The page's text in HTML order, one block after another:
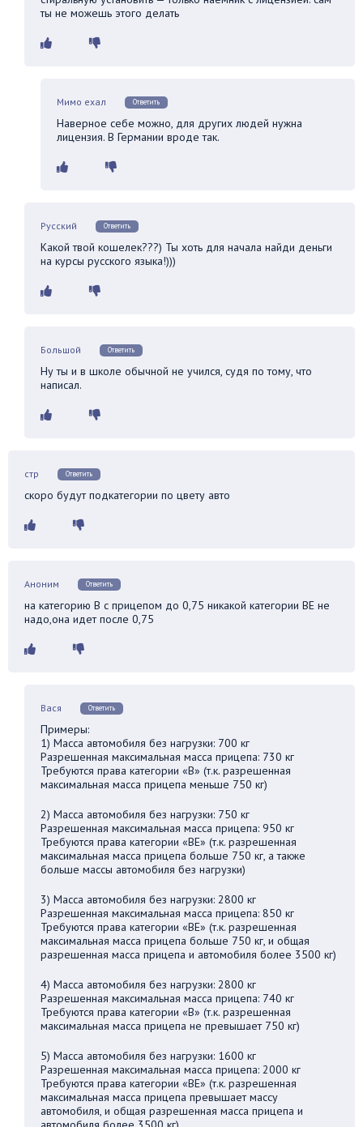
ты не можешь этого делать
Мимо ехал Ответить
Наверное себе можно, для других людей нужна
лицензия. В Германии вроде так.
Русский Ответить
Какой твой кошелек???) Ты хоть для начала найди деньги
на курсы русского языка!)))
Большой Ответить
Ну ты и в школе обычной не учился, судя по тому, что
написал.
стр Ответить
скоро будут подкатегории по цвету авто
Аноним Ответить
на категорию В с прицепом до 0,75 никакой категории ВЕ не
надо,она идет после 0,75
Вася Ответить
Примеры:
1) Масса автомобиля без нагрузки: 700 кг
Разрешенная максимальная масса прицепа: 730 кг
Требуются права категории «В» (т.к. разрешенная
максимальная масса прицепа меньше 750 кг)
2) Масса автомобиля без нагрузки: 750 кг
Разрешенная максимальная масса прицепа: 950 кг
Требуются права категории «BE» (т.к. разрешенная
максимальная масса прицепа больше 750 кг, а также
больше массы автомобиля без нагрузки)
3) Масса автомобиля без нагрузки: 2800 кг
Разрешенная максимальная масса прицепа: 850 кг
Требуются права категории «BE» (т.к. разрешенная
максимальная масса прицепа больше 750 кг, и общая
разрешенная масса прицепа и автомобиля более 3500 кг)
4) Масса автомобиля без нагрузки: 2800 кг
Разрешенная максимальная масса прицепа: 740 кг
Требуются права категории «В» (т.к. разрешенная
максимальная масса прицепа не превышает 750 кг)
5) Масса автомобиля без нагрузки: 1600 кг
Разрешенная максимальная масса прицепа: 2000 кг
Требуются права категории «BE» (т.к. разрешенная
максимальная масса прицепа превышает массу
автомобиля, и общая разрешенная масса прицепа и